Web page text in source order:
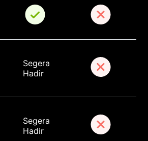
Segera
Hadir
Segera
Hadir